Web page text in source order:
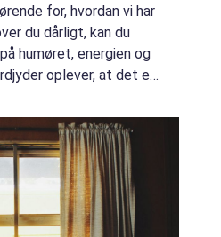
for, hvordan vi har
du dårligt, kan du
humøret, energien og
oplever, at det er
der er mange tek...